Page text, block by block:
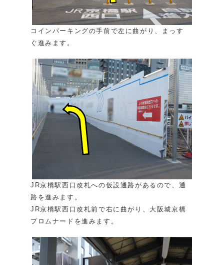
コインパーキングの手前で左に曲がり、まっす
ぐ進みます。
JR京橋駅西口改札への仮設通路があるので、通
路を進みます。
JR京橋駅西口改札前で右に曲がり、大阪城京橋
プロムナードを進みます。